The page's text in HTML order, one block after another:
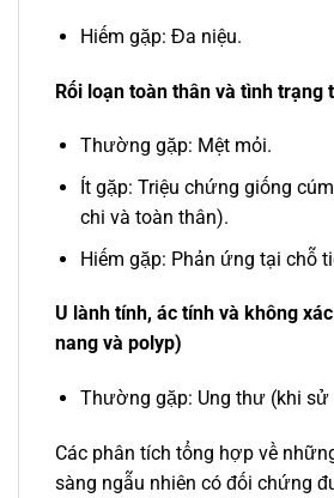
Hiếm gặp: Đa niệu.
Rối loạn toàn thân và tình trạng
Thường gặp: Mệt mỏi.
Ít gặp: Triệu chứng giống
chi và toàn thân).
Hiếm gặp: Phản ứng tại chỗ
U lành tính, ác tính và không
nang và polyp)
Thường gặp: Ung thư (khi sử
Các phân tích tổng hợp về
sàng ngẫu nhiên có đối chứng